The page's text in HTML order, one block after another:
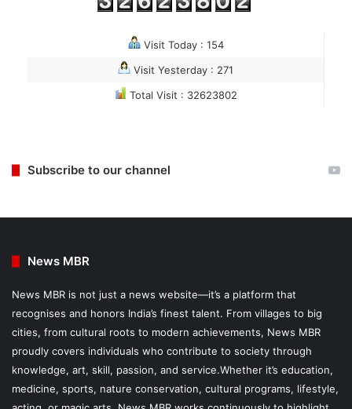
Visit Today : 154
Visit Yesterday : 271
Total Visit : 32623802
Subscribe to our channel
News MBR
News MBR is not just a news website—it’s a platform that
recognises and honors India’s finest talent. From villages to big
cities, from cultural roots to modern achievements, News MBR
proudly covers individuals who contribute to society through
knowledge, art, skill, passion, and service.Whether it’s education,
medicine, sports, nature conservation, cultural programs, lifestyle,